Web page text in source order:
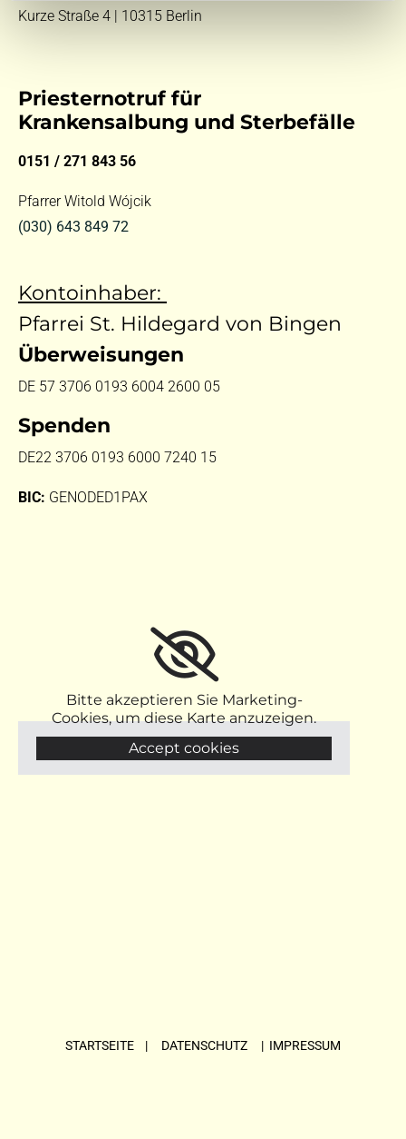
Kurze Straße 4 | 10315 Berlin
Priesternotruf für
Krankensalbung und Sterbefälle
0151 / 271 843 56
Pfarrer Witold Wójcik
(030) 643 849 72
Kontoinhaber:
Pfarrei St. Hildegard von Bingen
Überweisungen
DE 57 3706 0193 6004 2600 05
Spenden
DE22 3706 0193 6000 7240 15
BIC: GENODED1PAX
Bitte akzeptieren Sie Marketing-
Cookies, um diese Karte anzuzeigen.
Accept cookies
STARTSEITE | DATENSCHUTZ | IMPRESSUM